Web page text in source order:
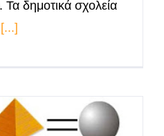
δημοτικά σχολεία
[...]